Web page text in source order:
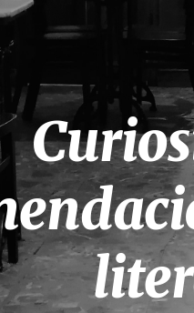
to main content